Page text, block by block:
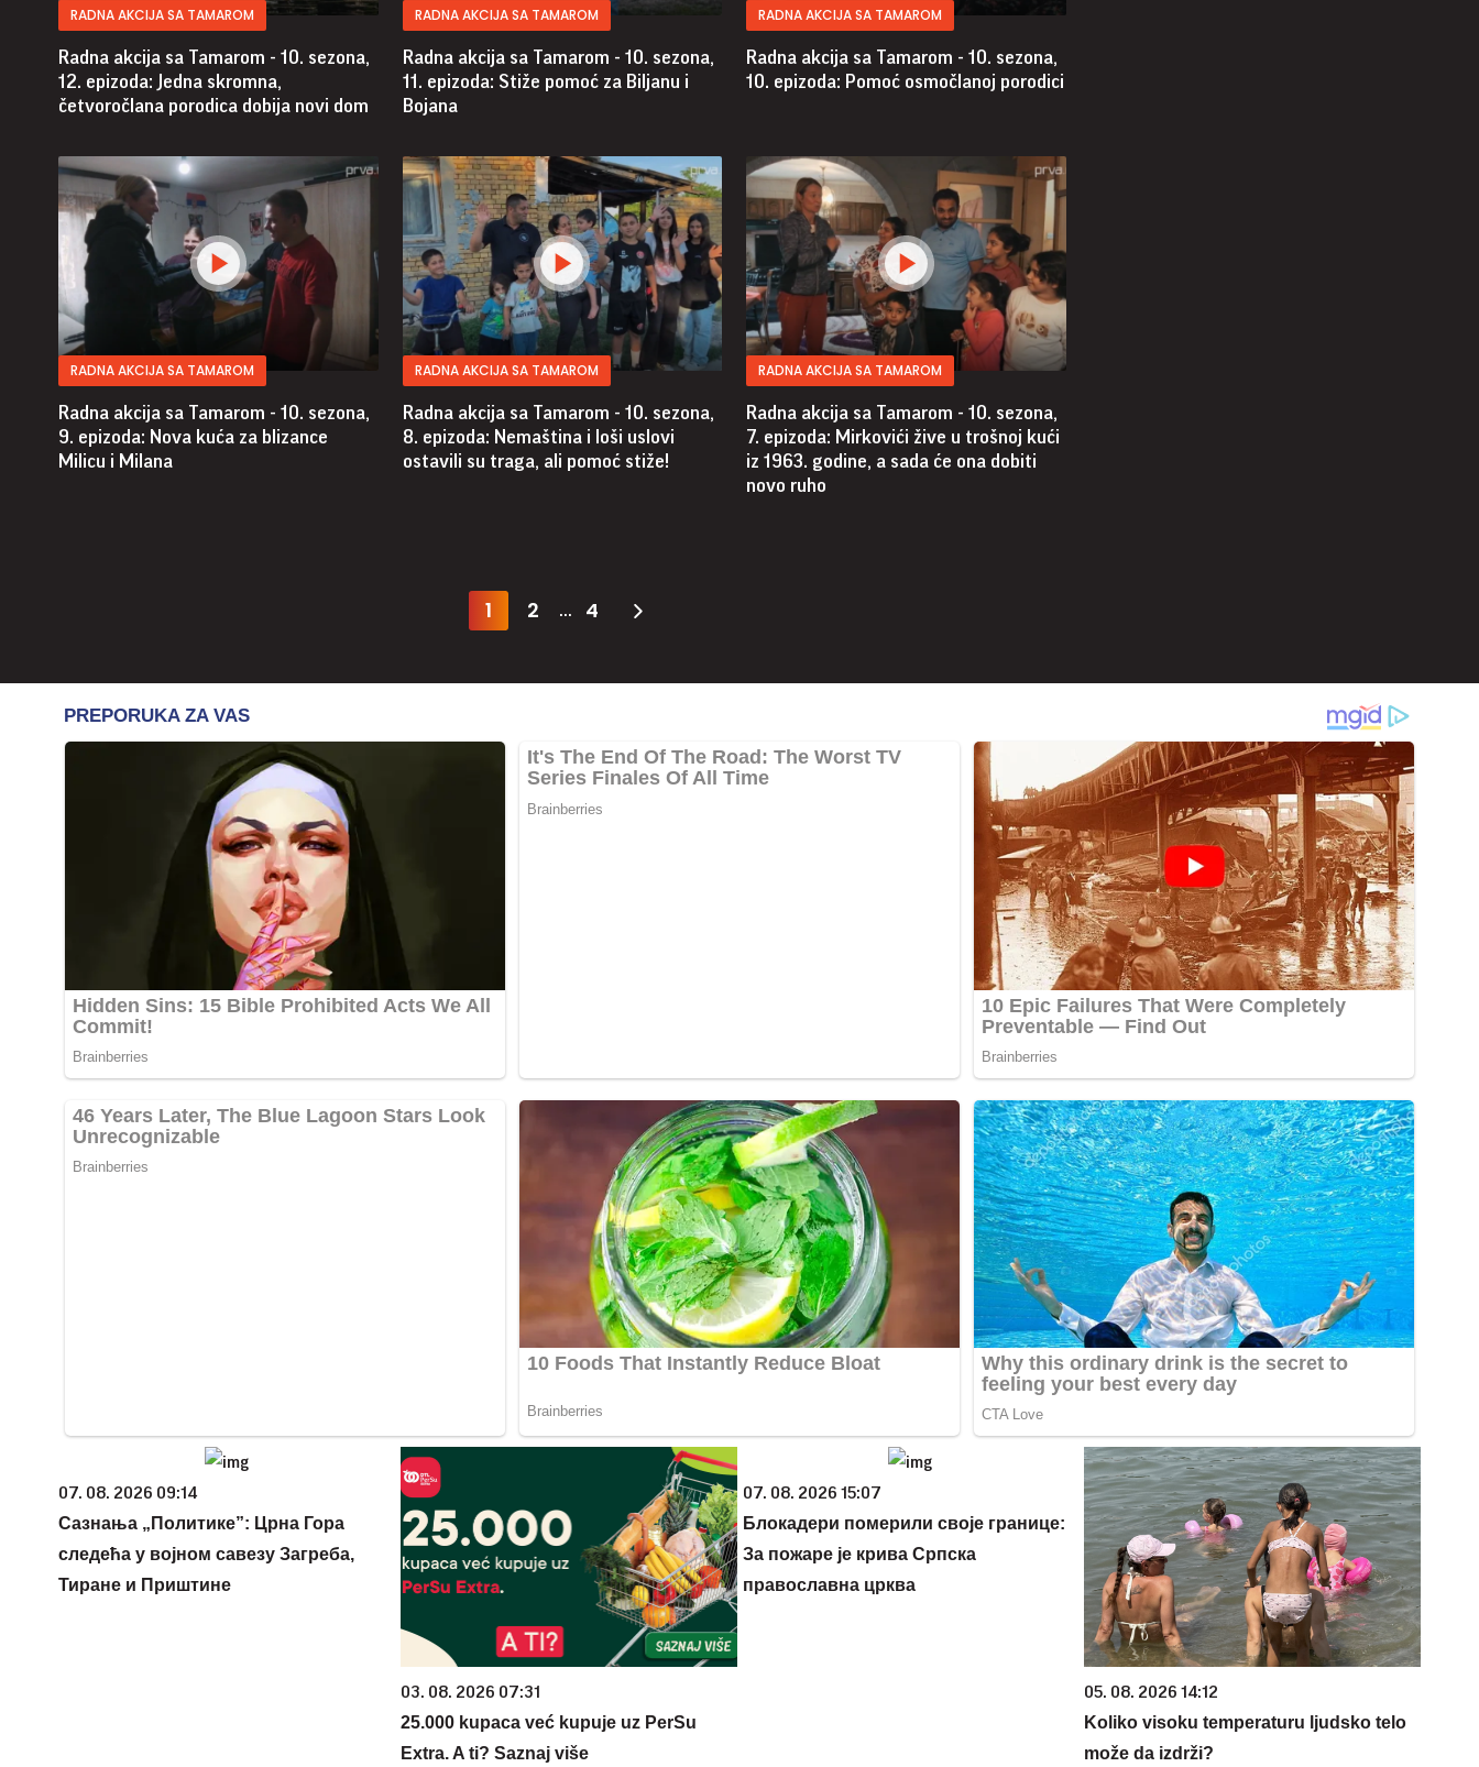
RADNA AKCIJA SA TAMAROM
Radna akcija sa Tamarom - 10. sezona,
12. epizoda: Jedna skromna,
četvoročlana porodica dobija novi dom
RADNA AKCIJA SA TAMAROM
Radna akcija sa Tamarom - 10. sezona,
11. epizoda: Stiže pomoć za Biljanu i
Bojana
RADNA AKCIJA SA TAMAROM
Radna akcija sa Tamarom - 10. sezona,
10. epizoda: Pomoć osmočlanoj porodici
RADNA AKCIJA SA TAMAROM
Radna akcija sa Tamarom - 10. sezona,
9. epizoda: Nova kuća za blizance
Milicu i Milana
RADNA AKCIJA SA TAMAROM
Radna akcija sa Tamarom - 10. sezona,
8. epizoda: Nemaština i loši uslovi
ostavili su traga, ali pomoć stiže!
RADNA AKCIJA SA TAMAROM
Radna akcija sa Tamarom - 10. sezona,
7. epizoda: Mirkovići žive u trošnoj kući
iz 1963. godine, a sada će ona dobiti
novo ruho
1 2 ... 4
07. 08. 2026 09:14
Сазнања „Политике”: Црна Гора
следећа у војном савезу Загреба,
Тиране и Приштине
03. 08. 2026 07:31
25.000 kupaca već kupuje uz PerSu
Extra. A ti? Saznaj više
07. 08. 2026 15:07
Блокадери померили своје границе:
За пожаре је крива Српска
православна црква
05. 08. 2026 14:12
Koliko visoku temperaturu ljudsko telo
može da izdrži?